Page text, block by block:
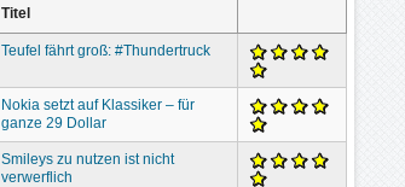
Titel
Teufel fährt groß: #Thundertruck
Nokia setzt auf Klassiker – für
ganze 29 Dollar
Smileys zu nutzen ist nicht
verwerflich